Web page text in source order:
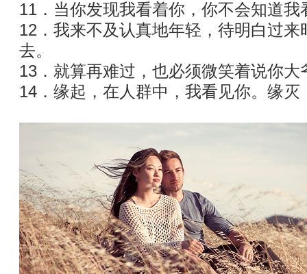
11．当你发现我看着你，你不会知道我
12．我来不及认真地年轻，待明白过
去。
13．就算再难过，也必须微笑着说你大
14．缘起，在人群中，我看见你。缘